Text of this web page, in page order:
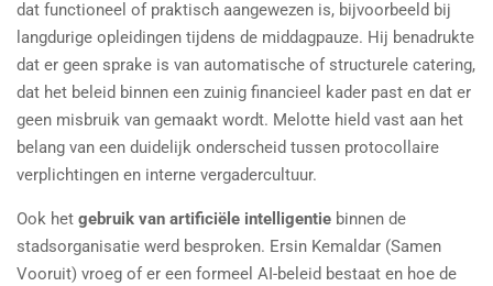
dat functioneel of praktisch aangewezen is, bijvoorbeeld bij
langdurige opleidingen tijdens de middagpauze. Hij benadrukte
dat er geen sprake is van automatische of structurele catering,
dat het beleid binnen een zuinig financieel kader past en dat er
geen misbruik van gemaakt wordt. Melotte hield vast aan het
belang van een duidelijk onderscheid tussen protocollaire
verplichtingen en interne vergadercultuur.
Ook het gebruik van artificiële intelligentie binnen de
stadsorganisatie werd besproken. Ersin Kemaldar (Samen
Vooruit) vroeg of er een formeel AI-beleid bestaat en hoe de